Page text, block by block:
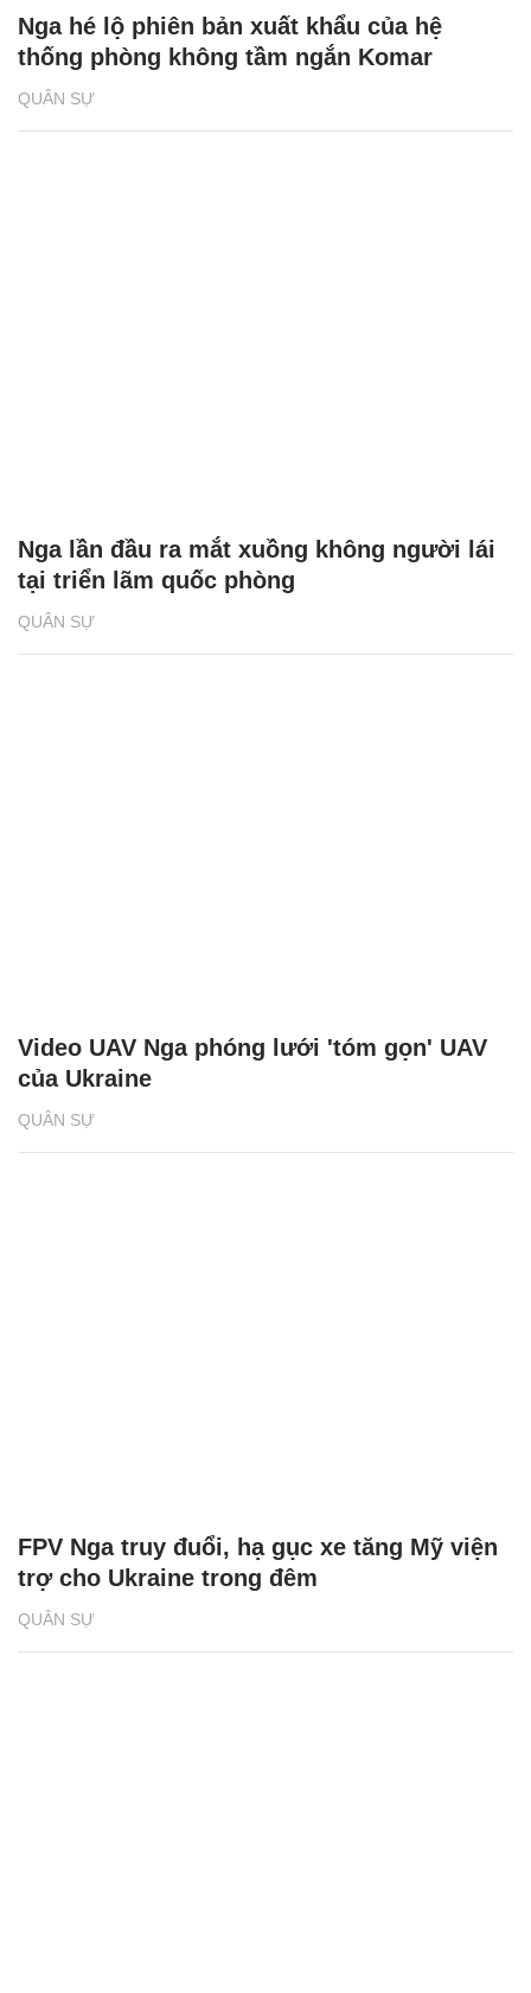
QUÂN SỰ
Nga hé lộ phiên bản xuất khẩu của hệ
thống phòng không tầm ngắn Komar
QUÂN SỰ
Nga lần đầu ra mắt xuồng không người lái
tại triển lãm quốc phòng
QUÂN SỰ
Video UAV Nga phóng lưới 'tóm gọn' UAV
của Ukraine
QUÂN SỰ
FPV Nga truy đuổi, hạ gục xe tăng Mỹ viện
trợ cho Ukraine trong đêm